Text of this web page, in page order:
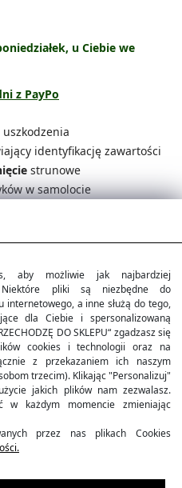
u Ciebie we
z PayPo
identyfikację zawartości
strunowe
w samolocie
aby możliwie jak najbardziej
Niektóre pliki są niezbędne do
internetowego, a inne służą do tego,
dla Ciebie i spersonalizowaną
DO SKLEPU“ zgadzasz się
cookies i technologii oraz na
z przekazaniem ich naszym
trzecim). Klikając "Personalizuj"
jakich plików nam zezwalasz.
w każdym momencie zmieniając
przez nas plikach Cookies